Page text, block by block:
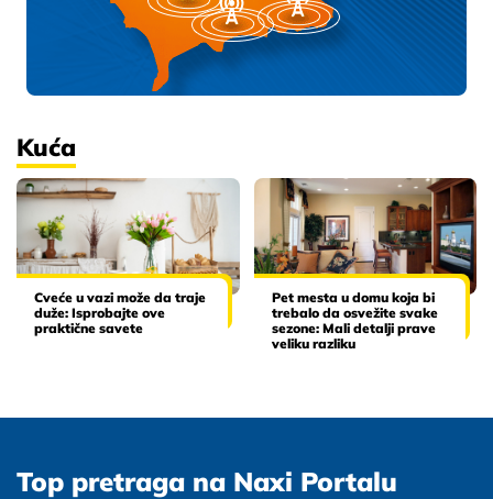
Kuća
Cveće u vazi može da traje
duže: Isprobajte ove
praktične savete
Pet mesta u domu koja bi
trebalo da osvežite svake
sezone: Mali detalji prave
veliku razliku
Top pretraga na Naxi Portalu